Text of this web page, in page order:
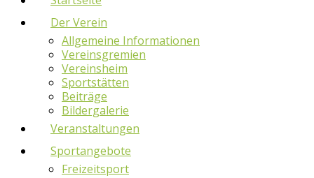
Der Verein
Allgemeine Informationen
Vereinsgremien
Vereinsheim
Sportstätten
Beiträge
Bildergalerie
Veranstaltungen
Sportangebote
Freizeitsport